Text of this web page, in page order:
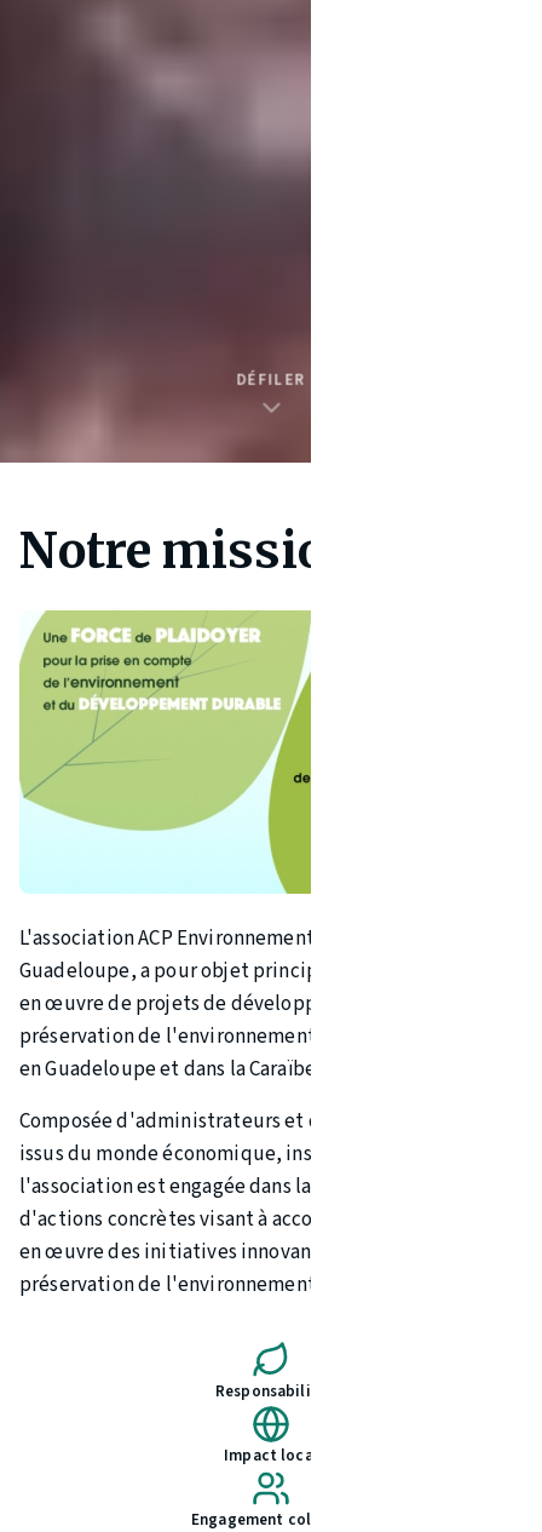
DÉFILER
Notre mission
L'association ACP Environnement, fondée en juin 2006 en
Guadeloupe, a pour objet principal de favoriser la mise
en œuvre de projets de développement durable et de
préservation de l'environnement et de la biodiversité
en Guadeloupe et dans la Caraïbe.
Composée d'administrateurs et de bénévoles caribéens
issus du monde économique, institutionnel et culturel,
l'association est engagée dans la mise en œuvre
d'actions concrètes visant à accompagner et à mettre
en œuvre des initiatives innovantes en matière de
préservation de l'environnement.
Responsabilité
Impact local
Engagement collectif